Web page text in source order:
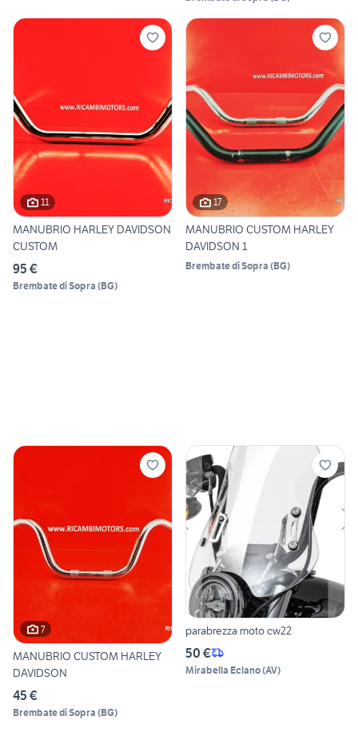
11
MANUBRIO HARLEY DAVIDSON
CUSTOM
95 €
Brembate di Sopra (BG)
17
MANUBRIO CUSTOM HARLEY
DAVIDSON 1
Brembate di Sopra (BG)
7
MANUBRIO CUSTOM HARLEY
DAVIDSON
45 €
Brembate di Sopra (BG)
parabrezza moto cw22
50 €
Mirabella Eclano(AV)